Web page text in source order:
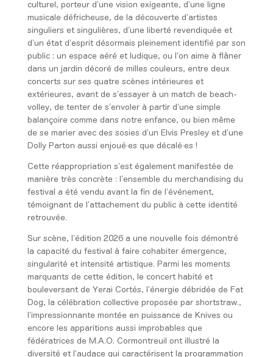
culturel, porteur d’une vision exigeante, d’une ligne
musicale défricheuse, de la découverte d’artistes
singuliers et singulières, d’une liberté revendiquée et
d’un état d’esprit désormais pleinement identifié par son
public : un espace aéré et ludique, ou l’on aime à flâner
dans un jardin décoré de milles couleurs, entre deux
concerts sur ses quatre scènes intérieures et
extérieures, avant de s’essayer à un match de beach-
volley, de tenter de s’envoler à partir d’une simple
balançoire comme dans notre enfance, ou bien même
de se marier avec des sosies d’un Elvis Presley et d’une
Dolly Parton aussi enjoué·es que décalé·es !
Cette réappropriation s’est également manifestée de
manière très concrète : l’ensemble du merchandising du
festival a été vendu avant la fin de l’événement,
témoignant de l’attachement du public à cette identité
retrouvée.
Sur scène, l’édition 2026 a une nouvelle fois démontré
la capacité du festival à faire cohabiter émergence,
singularité et intensité artistique. Parmi les moments
marquants de cette édition, le concert habité et
bouleversant de Yerai Cortés, l’énergie débridée de Fat
Dog, la célébration collective proposée par shortstraw.,
l’impressionnante montée en puissance de Knives ou
encore les apparitions aussi improbables que
fédératrices de M.A.O. Cormontreuil ont illustré la
diversité et l’audace qui caractérisent la programmation